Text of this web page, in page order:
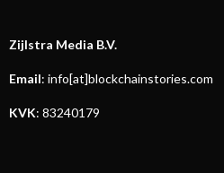
Zijlstra Media B.V.
Email: info[at]blockchainstories.com
KVK: 83240179